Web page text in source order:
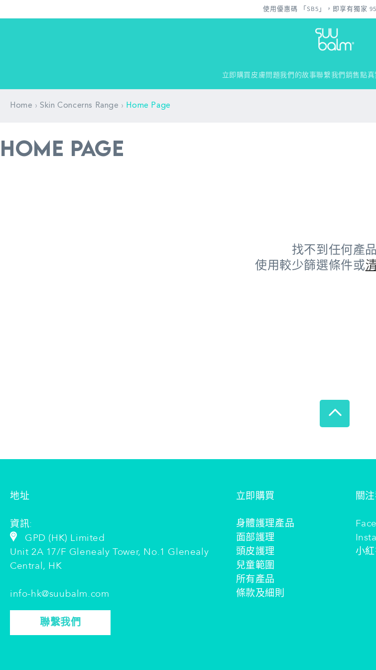
使用優惠碼 「SB5」，即享有獨家
立即購買皮膚問題我們的故事聯繫我們銷售點
Home › Skin Concerns Range › Home Page
商
Home page
找不到任何產品
使用較少篩選條件或
地址
資訊:
GPD (HK) Limited
Unit 2A 17/F Glenealy Tower, No.1 Glenealy
Central, HK
info-hk@suubalm.com
聯繫我們
立即購買
身體護理產品
面部護理
頭皮護理
兒童範圍
所有產品
條款及細則
關
小